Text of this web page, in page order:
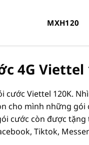
MXH120
4G
cước Viettel 120K.
cho mình những
cước còn được
Tiktok,